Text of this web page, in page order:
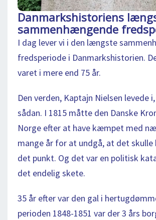
Danmarkshistoriens
sammenhængende
I dag lever vi i den længste
fredsperiode i Danmarkshistorien.
varet i mere end 75 år.
Den verden, Kaptajn Nielsen levede
sådan. I 1815 måtte den Danske
Norge efter at have kæmpet med
mange år for at undgå, at det
det punkt. Og det var en politisk
det endelig skete.
35 år efter var den gal i
perioden 1848-1851 var der 3 års